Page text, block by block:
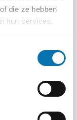
die ze hebben
hun services.